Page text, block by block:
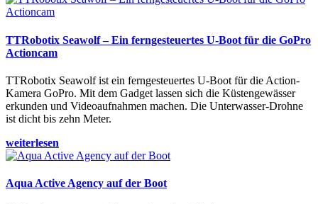
TTRobotix Seawolf – Ein ferngesteuertes U-Boot für die GoPro
Actioncam
TTRobotix Seawolf ist ein ferngesteuertes U-Boot für die Action-
Kamera GoPro. Mit dem Gadget lassen sich die Küstengewässer
erkunden und Videoaufnahmen machen. Die Unterwasser-Drohne
ist dicht bis zehn Meter.
weiterlesen
Aqua Active Agency auf der Boot